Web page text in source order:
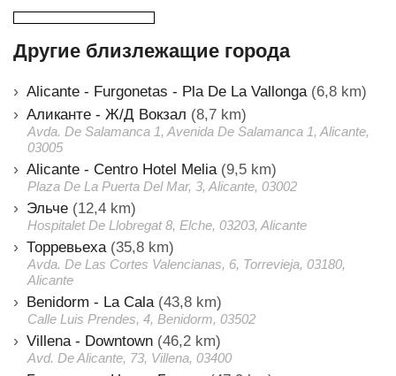
Другие близлежащие города
Alicante - Furgonetas - Pla De La Vallonga (6,8 km)
Аликанте - Ж/Д Вокзал (8,7 km)
Avda. De Salamanca 1, Avenida De Salamanca 1, Alicante,
03005
Alicante - Centro Hotel Melia (9,5 km)
Plaza De La Puerta Del Mar, 3, Alicante, 03002
Эльче (12,4 km)
Hospitalet De Llobregat 8, Elche, 03203, Alicante
Торревьеха (35,8 km)
Avda. De Las Cortes Valencianas, 6, Torrevieja, 03180,
Alicante
Benidorm - La Cala (43,8 km)
Calle Luis Prendes, 4, Benidorm, 03502
Villena - Downtown (46,2 km)
Avd. De Alicante, 73, Villena, 03400